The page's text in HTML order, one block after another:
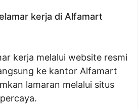
kerja di Alfamart
kerja melalui website resmi
ke kantor Alfamart
lamaran melalui situs